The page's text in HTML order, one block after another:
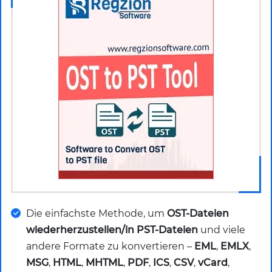
Die einfachste Methode, um OST-Dateien
wiederherzustellen/in PST-Dateien und viele
andere Formate zu konvertieren – EML, EMLX,
MSG, HTML, MHTML, PDF, ICS, CSV, vCard,